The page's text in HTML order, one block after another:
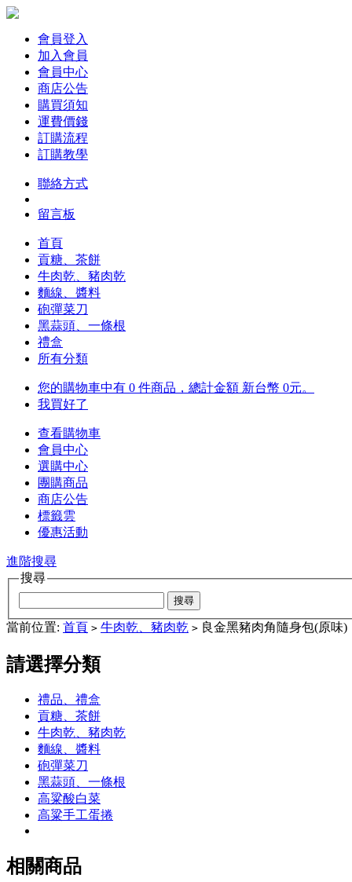
會員登入
加入會員
會員中心
商店公告
購買須知
運費價錢
訂購流程
訂購教學
聯絡方式
留言板
首頁
貢糖、茶餅
牛肉乾、豬肉乾
麵線、醬料
砲彈菜刀
黑蒜頭、一條根
禮盒
所有分類
您的購物車中有 0 件商品，總計金額 新台幣 0元。
我買好了
查看購物車
會員中心
選購中心
團購商品
商店公告
標籤雲
優惠活動
進階搜尋
搜尋
當前位置: 首頁 > 牛肉乾、豬肉乾 > 良金黑豬肉角隨身包(原味)
請選擇分類
禮品、禮盒
貢糖、茶餅
牛肉乾、豬肉乾
麵線、醬料
砲彈菜刀
黑蒜頭、一條根
高粱酸白菜
高粱手工蛋捲
相關商品